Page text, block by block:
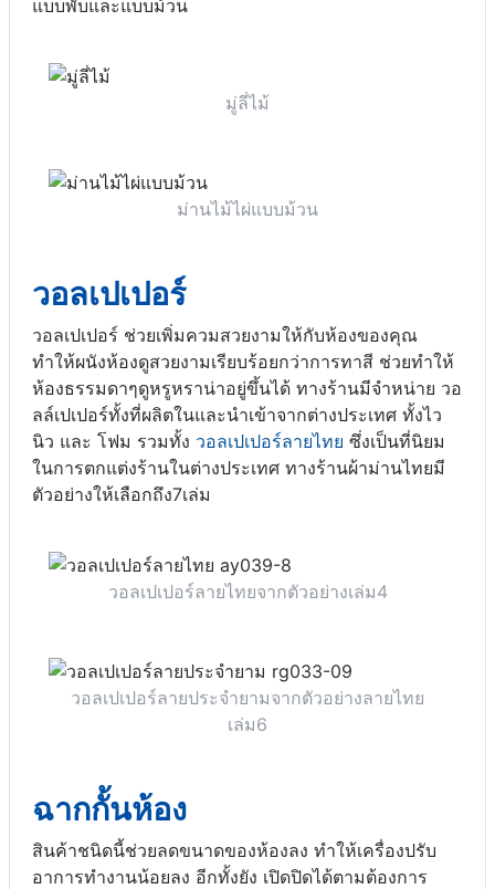
แบบพับและแบบม้วน
มู่ลี่ไม้
ม่านไม้ไผ่แบบม้วน
วอลเปเปอร์
วอลเปเปอร์ ช่วยเพิ่มควมสวยงามให้กับห้องของคุณ
ทำให้ผนังห้องดูสวยงามเรียบร้อยกว่าการทาสี ช่วยทำให้
ห้องธรรมดาๆดูหรูหราน่าอยู่ขึ้นได้ ทางร้านมีจำหน่าย วอ
ลล์เปเปอร์ทั้งที่ผลิตในและนำเข้าจากต่างประเทศ ทั้งไว
นิว และ โฟม รวมทั้ง วอลเปเปอร์ลายไทย ซึ่งเป็นที่นิยม
ในการตกแต่งร้านในต่างประเทศ ทางร้านผ้าม่านไทยมี
ตัวอย่างให้เลือกถึง7เล่ม
วอลเปเปอร์ลายไทยจากตัวอย่างเล่ม4
วอลเปเปอร์ลายประจำยามจากตัวอย่างลายไทย
เล่ม6
ฉากกั้นห้อง
สินค้าชนิดนี้ช่วยลดขนาดของห้องลง ทำให้เครื่องปรับ
อาการทำงานน้อยลง อีกทั้งยัง เปิดปิดได้ตามต้องการ